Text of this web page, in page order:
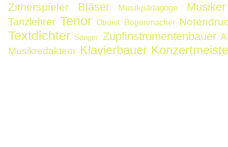
Zitherspieler Bläser Musikpädagoge Musiker
Tanzlehrer Tenor Oboist Bogenmacher
Textdichter Sänger Zupfinstrumentenbauer
Musikredakteur Klavierbauer